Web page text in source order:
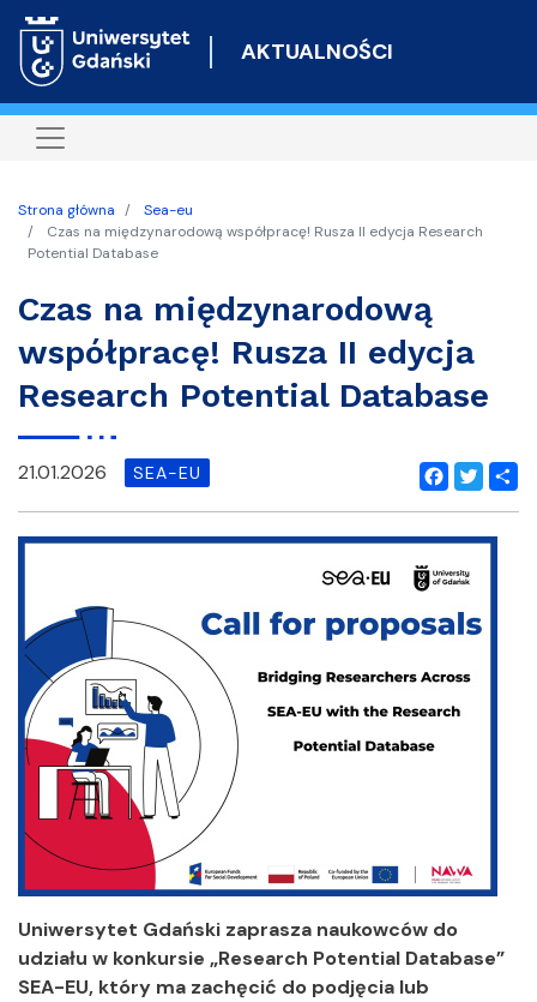
do
AKTUALNOŚCI
Strona główna
Sea-eu
Czas na międzynarodową współpracę! Rusza II edycja Research
Potential Database
Czas na międzynarodową
współpracę! Rusza II edycja
Research Potential Database
Facebook
Twitter
21.01.2026 SEA-EU
Uniwersytet Gdański zaprasza naukowców do
udziału w konkursie „Research Potential Database”
SEA-EU, który ma zachęcić do podjęcia lub